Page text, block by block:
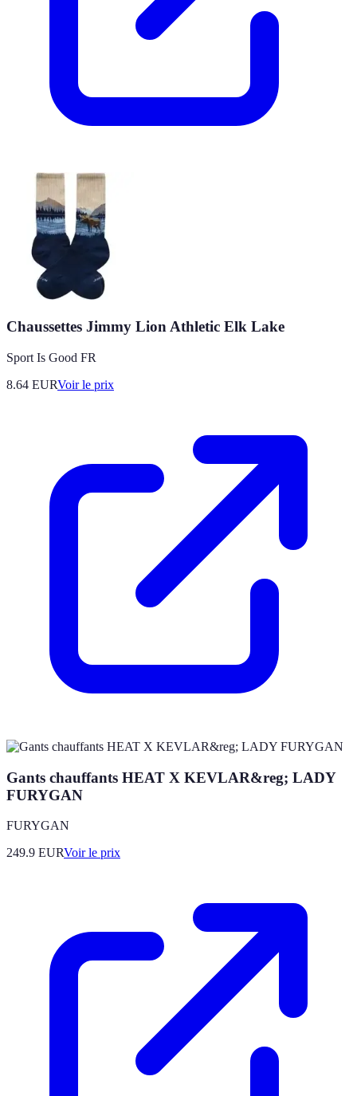
Chaussettes Jimmy Lion Athletic Elk Lake
Sport Is Good FR
8.64 EURVoir le prix
Gants chauffants HEAT X KEVLAR&reg; LADY
FURYGAN
FURYGAN
249.9 EURVoir le prix